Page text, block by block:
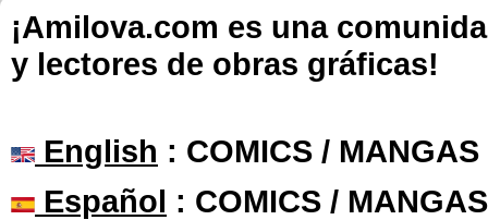
¡Amilova.com es una
y lectores de obras gráficas!
English : COMICS /
Español : COMICS /